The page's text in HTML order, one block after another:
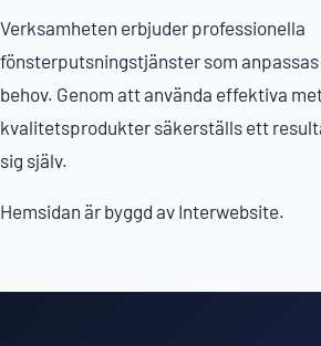
Verksamheten erbjuder professionella
fönsterputsningstjänster som
behov. Genom att använda effektiva
kvalitetsprodukter säkerställs ett
sig själv.
Hemsidan är byggd av Interwebsite.